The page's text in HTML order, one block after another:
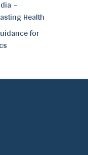
–
Health
for